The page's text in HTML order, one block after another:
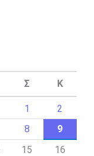
Σ Κ
1
2
8
9
15
16